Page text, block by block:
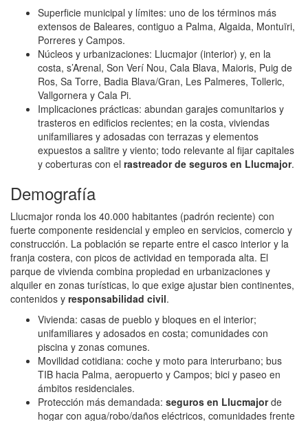
Superficie municipal y límites: uno de los términos más
extensos de Baleares, contiguo a Palma, Algaida, Montuïri,
Porreres y Campos.
Núcleos y urbanizaciones: Llucmajor (interior) y, en la
costa, s’Arenal, Son Verí Nou, Cala Blava, Maioris, Puig de
Ros, Sa Torre, Badia Blava/Gran, Les Palmeres, Tolleric,
Vallgornera y Cala Pi.
Implicaciones prácticas: abundan garajes comunitarios y
trasteros en edificios recientes; en la costa, viviendas
unifamiliares y adosadas con terrazas y elementos
expuestos a salitre y viento; todo relevante al fijar capitales
y coberturas con el rastreador de seguros en Llucmajor.
Demografía
Llucmajor ronda los 40.000 habitantes (padrón reciente) con
fuerte componente residencial y empleo en servicios, comercio y
construcción. La población se reparte entre el casco interior y la
franja costera, con picos de actividad en temporada alta. El
parque de vivienda combina propiedad en urbanizaciones y
alquiler en zonas turísticas, lo que exige ajustar bien continentes,
contenidos y responsabilidad civil.
Vivienda: casas de pueblo y bloques en el interior;
unifamiliares y adosados en costa; comunidades con
piscina y zonas comunes.
Movilidad cotidiana: coche y moto para interurbano; bus
TIB hacia Palma, aeropuerto y Campos; bici y paseo en
ámbitos residenciales.
Protección más demandada: seguros en Llucmajorde
hogar con agua/robo/daños eléctricos, comunidades frente